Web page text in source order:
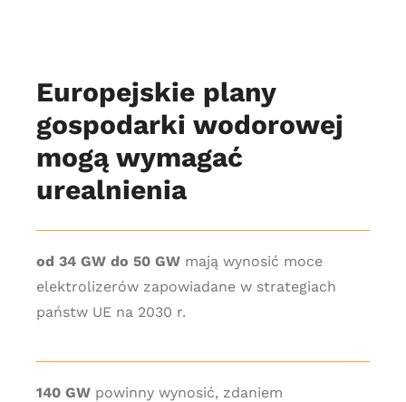
Europejskie plany
gospodarki wodorowej
mogą wymagać
urealnienia
od 34 GW do 50 GWmają wynosić moce
elektrolizerów zapowiadane w strategiach
państw UE na 2030 r.
140 GWpowinny wynosić, zdaniem